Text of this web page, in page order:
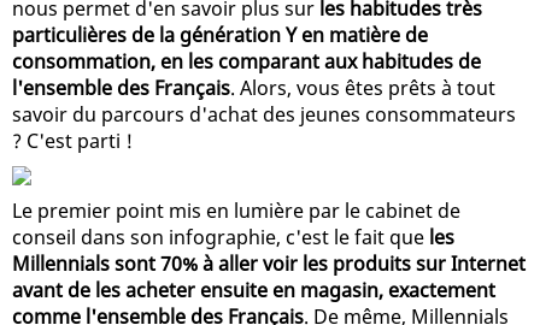
nous permet d'en savoir plus sur les habitudes très
particulières de la génération Y en matière de
consommation, en les comparant aux habitudes de
l'ensemble des Français. Alors, vous êtes prêts à tout
savoir du parcours d'achat des jeunes consommateurs
? C'est parti !
Le premier point mis en lumière par le cabinet de
conseil dans son infographie, c'est le fait que les
Millennials sont 70% à aller voir les produits sur Internet
avant de les acheter ensuite en magasin, exactement
comme l'ensemble des Français. De même, Millennials